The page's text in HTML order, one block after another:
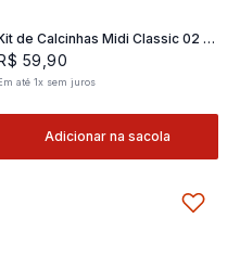
de Calcinhas Midi Classic 02 -
und59 ,90
até 1x sem juros
Adicionar na sacola